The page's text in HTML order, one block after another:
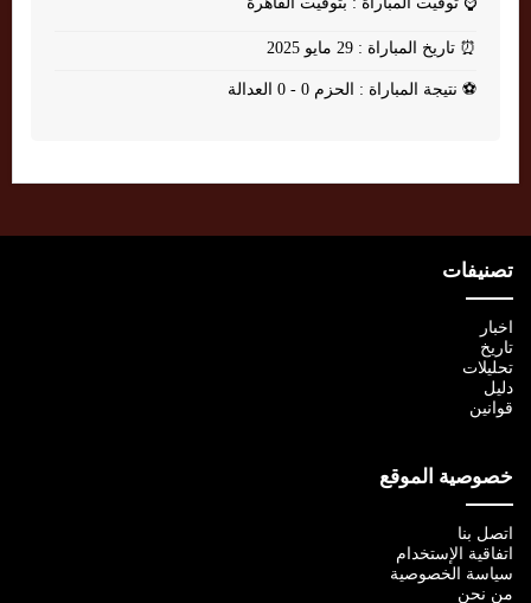
⏰ تاريخ المباراة : 29 مايو 2025
⚽ نتيجة المباراة : الحزم 0 - 0 العدالة
تصنيفات
اخبار
تاريخ
تحليلات
دليل
قوانين
خصوصية الموقع
اتصل بنا
اتفاقية الإستخدام
سياسة الخصوصية
من نحن